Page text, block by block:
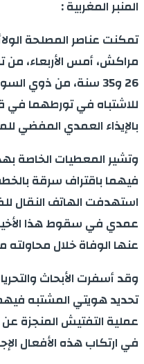
المنبر المغربية :
تمكنت عناصر المصلحة
مراكش، أمس الأربعاء،
26 و35 سنة، من ذوي
للاشتباه في تورطهما في
بالإيذاء العمدي المفضي
وتشير المعطيات الخاصة
فيهما باقتراف سرقة
استهدفت الهاتف النقال
عمدي في سقوط هذا
عنها الوفاة خلال محاولته
وقد أسفرت الأبحاث
تحديد هويتي المشتبه
عملية التفتيش المنجزة عن
في ارتكاب هذه الأفعال